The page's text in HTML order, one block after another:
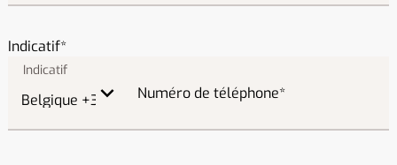
Indicatif
Numéro de téléphone